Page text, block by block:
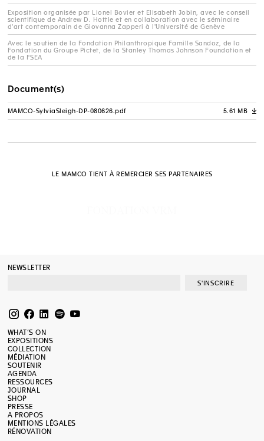
Exposition organisée par Lionel Bovier et Elisabeth Jobin, avec le conseil
scientifique de Andrew D. Hottle et en collaboration avec le séminaire
d'art contemporain de Giovanna Zapperi à l'Université de Genève
Avec le soutien de la Fondation Philanthropique Famille Sandoz, de la
Fondation du Groupe Pictet, de la Stanley Thomas Johnson Foundation et
de la FSEA
Document(s)
MAMCO-SylviaSleigh-DP-080626.pdf A
5.61 MB
LE MAMCO TIENT À REMERCIER SES PARTENAIRES
NEWSLETTER
S'INSCRIRE
WHAT’S ON
EXPOSITIONS
COLLECTION
MÉDIATION
SOUTENIR
AGENDA
RESSOURCES
JOURNAL
SHOP
PRESSE
A PROPOS
MENTIONS LÉGALES
RÉNOVATION